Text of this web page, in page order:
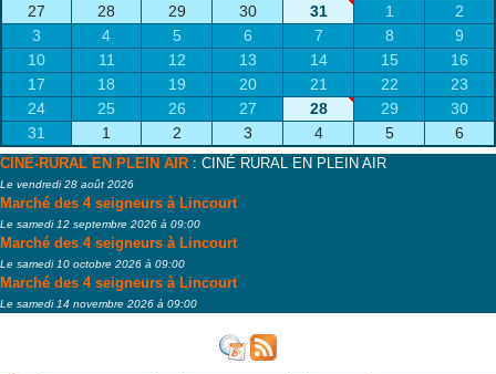
27 28 29 30 31 1
2
3
4 5 6 7 8
9
10
11 12 13 14 15
16
17
18 19 20 21 22
23
24
25 26 27 28 29
30
31
1 2 3 4 5 6
CINÉ-RURAL EN PLEIN AIR : CINÉ RURAL EN PLEIN AIR
Le vendredi 28 août 2026
Marché des 4 seigneurs à Lincourt
Le samedi 12 septembre 2026 à 09:00
Marché des 4 seigneurs à Lincourt
Le samedi 10 octobre 2026 à 09:00
Marché des 4 seigneurs à Lincourt
Le samedi 14 novembre 2026 à 09:00